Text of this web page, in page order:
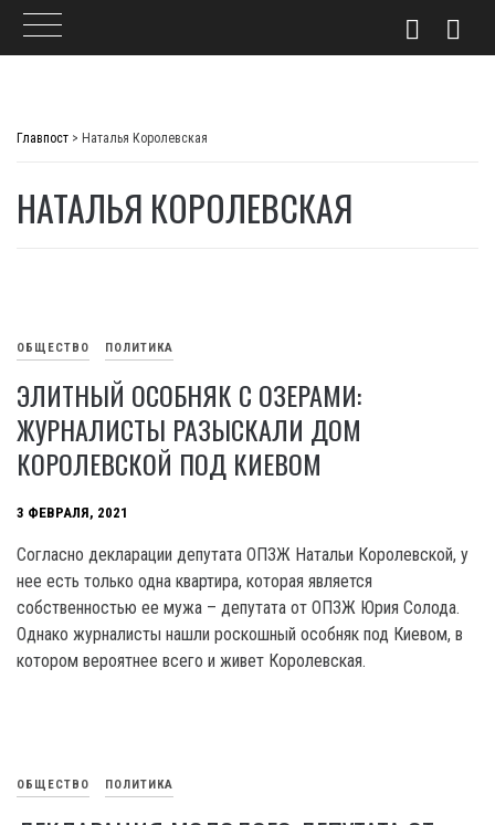
Главпост > Наталья Королевская
НАТАЛЬЯ КОРОЛЕВСКАЯ
ОБЩЕСТВО ПОЛИТИКА
ЭЛИТНЫЙ ОСОБНЯК С ОЗЕРАМИ:
ЖУРНАЛИСТЫ РАЗЫСКАЛИ ДОМ
КОРОЛЕВСКОЙ ПОД КИЕВОМ
3 ФЕВРАЛЯ, 2021
Согласно декларации депутата ОПЗЖ Натальи Королевской, у
нее есть только одна квартира, которая является
собственностью ее мужа – депутата от ОПЗЖ Юрия Солода.
Однако журналисты нашли роскошный особняк под Киевом, в
котором вероятнее всего и живет Королевская.
ОБЩЕСТВО ПОЛИТИКА